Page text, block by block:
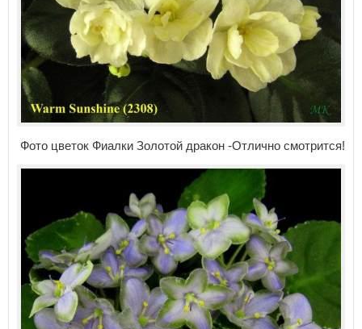
Фото цветок Фиалки Золотой дракон -Отлично смотрится!